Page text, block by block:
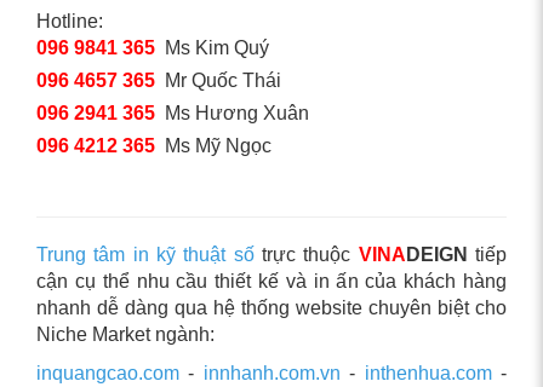
Hotline:
096 9841 365 Ms Kim Quý
096 4657 365 Mr Quốc Thái
096 2941 365 Ms Hương Xuân
096 4212 365 Ms Mỹ Ngọc
Trung tâm in kỹ thuật sốtrực thuộc VINA DEIGN tiếp
cận cụ thể nhu cầu thiết kế và in ấn của khách hàng
nhanh dễ dàng qua hệ thống website chuyên biệt cho
Niche Market ngành:
inquangcao.com - innhanh.com.vn - inthenhua.com-